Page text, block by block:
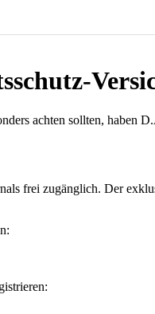
achten sollten, haben
frei zugänglich. Der